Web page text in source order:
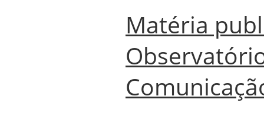
Matéria